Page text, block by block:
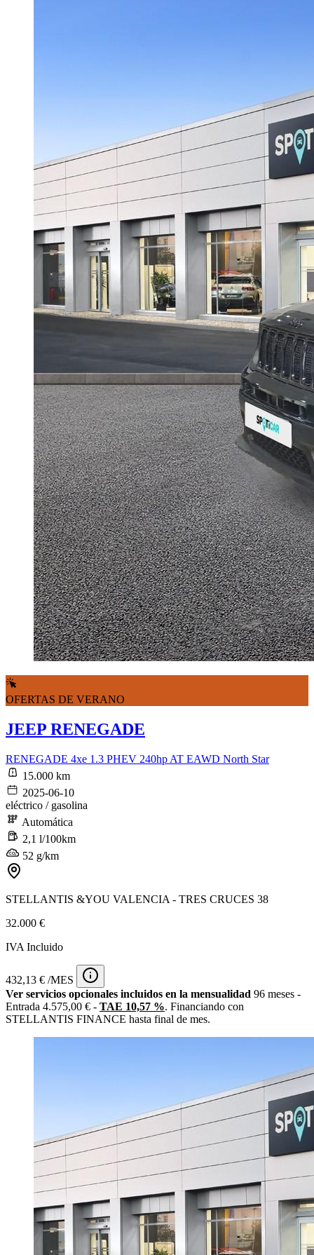
OFERTAS DE VERANO
JEEP RENEGADE
RENEGADE 4xe 1.3 PHEV 240hp AT EAWD North Star
15.000 km
2025-06-10
eléctrico / gasolina
Automática
2,1 l/100km
52 g/km
STELLANTIS &YOU VALENCIA - TRES CRUCES 38
32.000 €
IVA Incluido
432,13 € /MES
Ver servicios opcionales incluidos en la mensualidad 96 meses -
Entrada 4.575,00 € - TAE 10,57 %. Financiando con
STELLANTIS FINANCE hasta final de mes.